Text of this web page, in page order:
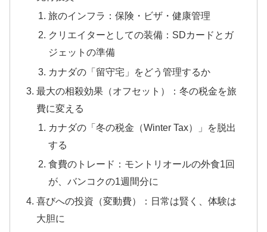
旅のインフラ：保険・ビザ・健康管理
クリエイターとしての装備：SDカードとガ
ジェットの準備
カナダの「留守宅」をどう管理するか
最大の相殺効果（オフセット）：冬の税金を旅
費に変える
カナダの「冬の税金（Winter Tax）」を脱出
する
食費のトレード：モントリオールの外食1回
が、バンコクの1週間分に
喜びへの投資（変動費）：日常は賢く、体験は
大胆に